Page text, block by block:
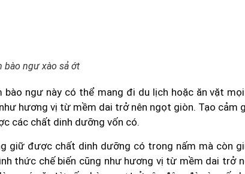
bào ngư xào sả ớt
bào ngư này có thể mang đi du lịch hoặc ăn vặt
hương vị từ mềm dai trở nên ngọt giòn. Tạo cảm
các chất dinh dưỡng vốn có.
giữ được chất dinh dưỡng có trong nấm mà còn
thức chế biến cũng như hương vị từ mềm dai trở